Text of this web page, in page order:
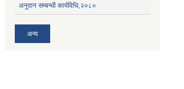
अनुदान सम्बन्धी कार्यविधि,२०८०
अन्य